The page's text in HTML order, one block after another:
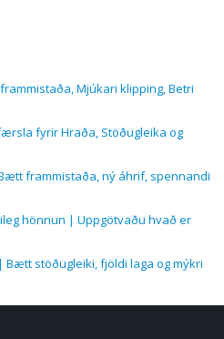
Mjúkari klipping, Betri
fyrir Hraða, Stöðugleika og
frammistaða, ný áhrif, spennandi
hönnun | Uppgötvaðu hvað er
Bætt stöðugleiki, fjöldi laga og mýkri